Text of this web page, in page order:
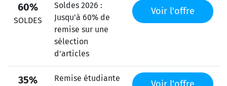
60%
SOLDES
Soldes 2026 :
Jusqu'à 60% de
remise sur une
sélection
d'articles
Voir l'offre
35%
Remise étudiante